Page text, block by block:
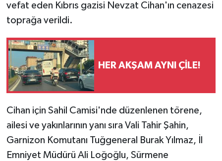
vefat eden Kıbrıs gazisi Nevzat Cihan'ın cenazesi
toprağa verildi.
HER AKŞAM AYNI ÇİLE!
Cihan için Sahil Camisi'nde düzenlenen törene,
ailesi ve yakınlarının yanı sıra Vali Tahir Şahin,
Garnizon Komutanı Tuğgeneral Burak Yılmaz, İl
Emniyet Müdürü Ali Loğoğlu, Sürmene